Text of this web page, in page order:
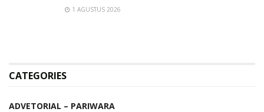
1 AGUSTUS 2026
CATEGORIES
ADVETORIAL – PARIWARA